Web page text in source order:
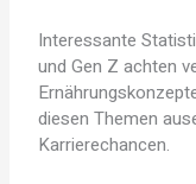
Interessante
und Gen Z achten
diesen Themen
Karrierechancen.